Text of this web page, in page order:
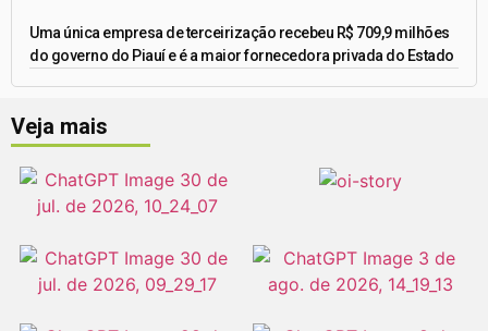
Uma única empresa de terceirização recebeu R$ 709,9 milhões
do governo do Piauí e é a maior fornecedora privada do Estado
Veja mais